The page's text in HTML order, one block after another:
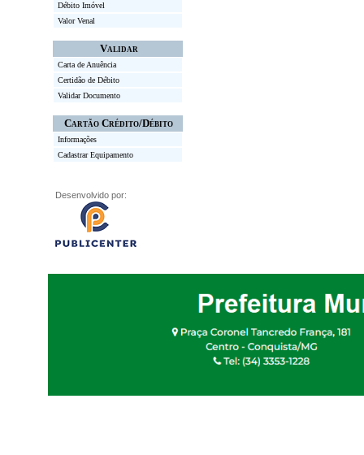
Débito Imóvel
Valor Venal
Validar
Carta de Anuência
Certidão de Débito
Validar Documento
Cartão Crédito/Débito
Informações
Cadastrar Equipamento
Desenvolvido por: